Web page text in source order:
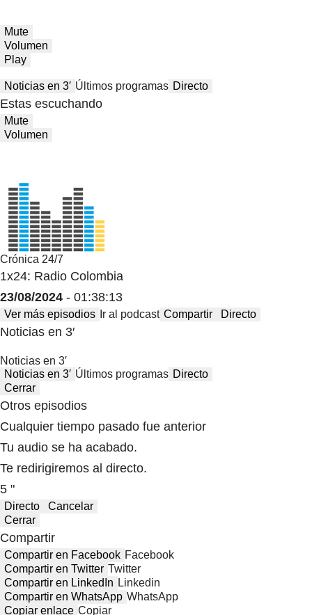
Mute
Volumen
Play
Noticias en 3′ Últimos programas Directo
Estas escuchando
Mute
Volumen
Crónica 24/7
1x24: Radio Colombia
23/08/2024 - 01:38:13
Ver más episodios Ir al podcast Compartir Directo
Noticias en 3′
Noticias en 3′
Noticias en 3′ Últimos programas Directo
Cerrar
Otros episodios
Cualquier tiempo pasado fue anterior
Tu audio se ha acabado.
Te redirigiremos al directo.
5 "
Directo
Cancelar
Cerrar
Compartir
Compartir en Facebook Facebook
Compartir en Twitter Twitter
Compartir en LinkedIn Linkedin
Compartir en WhatsApp WhatsApp
Copiar enlace Copiar